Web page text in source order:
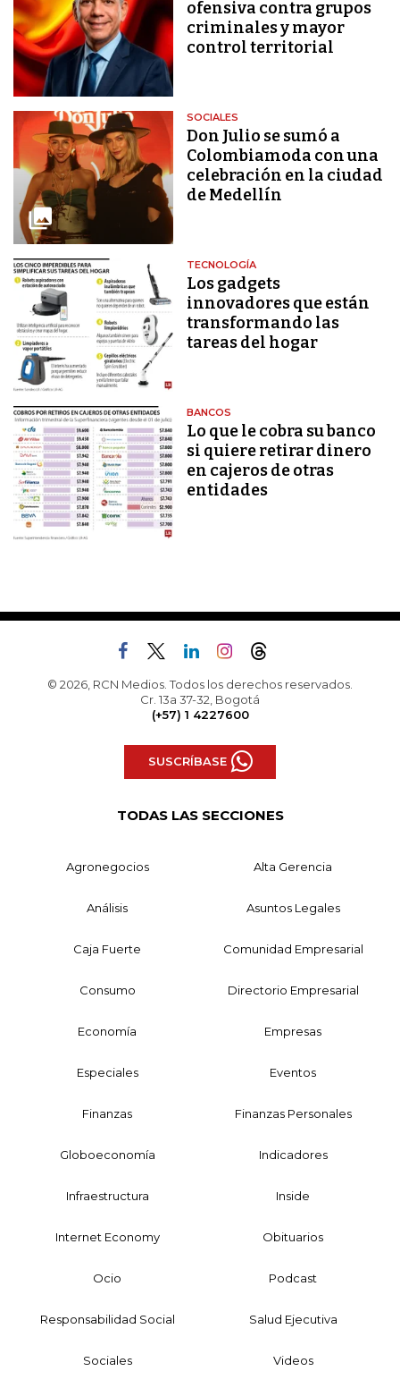
ofensiva contra grupos
criminales y mayor
control territorial
SOCIALES
Don Julio se sumó a
Colombiamoda con una
celebración en la ciudad
de Medellín
TECNOLOGÍA
Los gadgets
innovadores que están
transformando las
tareas del hogar
BANCOS
Lo que le cobra su banco
si quiere retirar dinero
en cajeros de otras
entidades
© 2026, RCN Medios. Todos los derechos reservados.
Cr. 13a 37-32, Bogotá
(+57) 1 4227600
SUSCRÍBASE
TODAS LAS SECCIONES
Agronegocios Alta Gerencia
Análisis Asuntos Legales
Caja Fuerte Comunidad Empresarial
Consumo Directorio Empresarial
Economía Empresas
Especiales Eventos
Finanzas Finanzas Personales
Globoeconomía Indicadores
Infraestructura Inside
Internet Economy Obituarios
Ocio Podcast
Responsabilidad Social Salud Ejecutiva
Sociales Videos